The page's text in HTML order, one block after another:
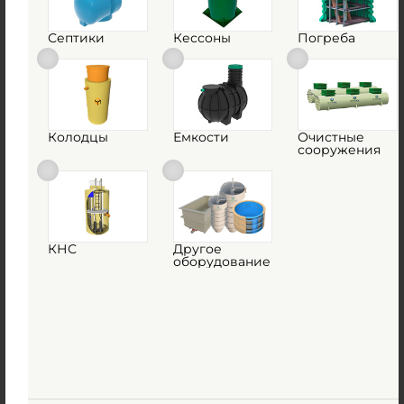
Емкость ГРИНЛОС 28 м3 горизонтальная
цилиндрическая наземная
Есть в наличии
822 000руб.
Купить
Септики Кессоны Погреба
Колодцы Емкости Очистные
сооружения
КНС Другое
оборудование